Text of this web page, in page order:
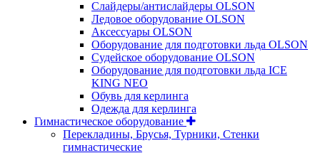
Слайдеры/антислайдеры OLSON
Ледовое оборудование OLSON
Аксессуары OLSON
Оборудование для подготовки льда OLSON
Судейское оборудование OLSON
Оборудование для подготовки льда ICE
KING NEO
Обувь для керлинга
Одежда для керлинга
Гимнастическое оборудование
Перекладины, Брусья, Турники, Стенки
гимнастические